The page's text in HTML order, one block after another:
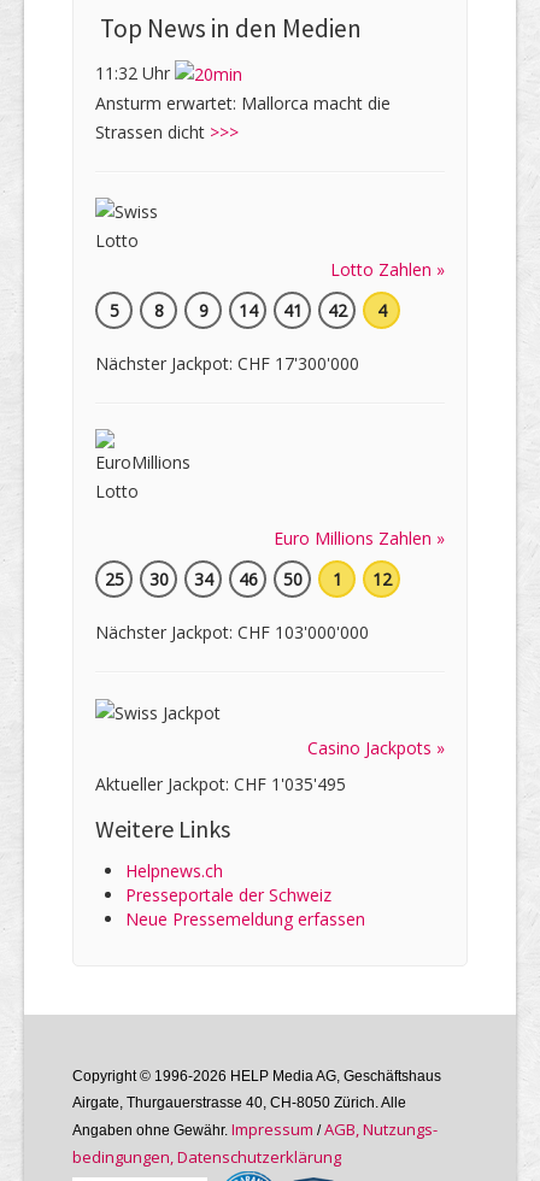
Top News in den Medien
11:32 Uhr
Ansturm erwartet: Mallorca macht die
Strassen dicht >>>
Lotto Zahlen »
5
8 9 14 41 42 4
Nächster Jackpot: CHF 17'300'000
Euro Millions Zahlen »
25
30 34 46 50 1 12
Nächster Jackpot: CHF 103'000'000
Casino Jackpots »
Aktueller Jackpot: CHF 1'035'495
Weitere Links
Helpnews.ch
Presseportale der Schweiz
Neue Pressemeldung erfassen
Copyright © 1996-2026 HELP Media AG, Geschäftshaus
Airgate, Thurgauer­strasse 40, CH-8050 Zürich. Alle
Angaben ohne Gewähr. Im­pres­sum /AGB, Nutzungs­
bedin­gungen, Daten­schutz­er­klärung